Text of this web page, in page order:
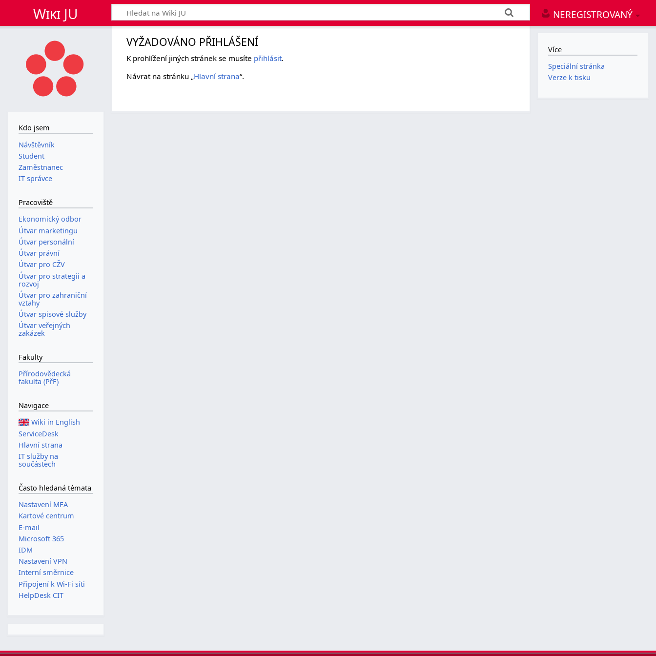
NEREGISTROVANÝ
Wiki JU
VYŽADOVÁNO PŘIHLÁŠENÍ
K prohlížení jiných stránek se musíte přihlásit.
Návrat na stránku „Hlavní strana“.
Kdo jsem
Návštěvník
Student
Zaměstnanec
IT správce
Pracoviště
Ekonomický odbor
Útvar marketingu
Útvar personální
Útvar právní
Útvar pro CŽV
Útvar pro strategii a
rozvoj
Útvar pro zahraniční
vztahy
Útvar spisové služby
Útvar veřejných
zakázek
Fakulty
Přírodovědecká
fakulta (PřF)
Navigace
Wiki in English
ServiceDesk
Hlavní strana
IT služby na
součástech
Často hledaná témata
Nastavení MFA
Kartové centrum
E-mail
Microsoft 365
IDM
Nastavení VPN
Interní směrnice
Připojení k Wi-Fi síti
HelpDesk CIT
Více
Speciální stránka
Verze k tisku